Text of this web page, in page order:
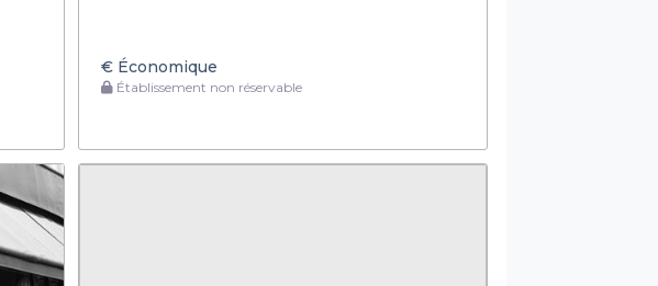
€Économique
Établissement non réservable